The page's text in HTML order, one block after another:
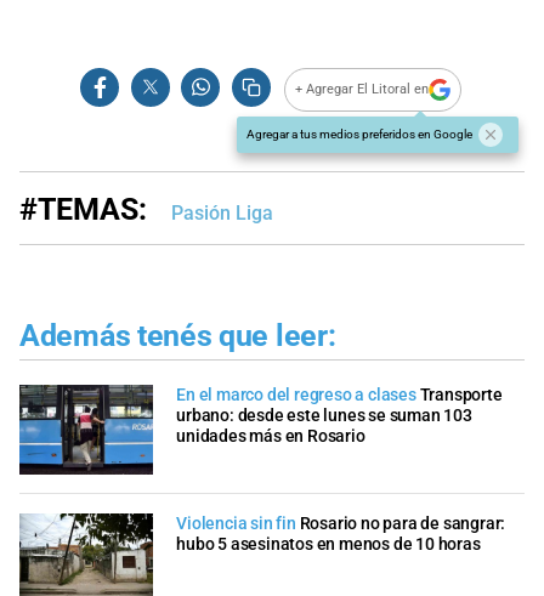
+ Agregar El Litoral en
Agregar a tus medios preferidos en Google
#TEMAS: Pasión Liga
Además tenés que leer:
En el marco del regreso a clasesTransporte
urbano: desde este lunes se suman 103
unidades más en Rosario
Violencia sin fin Rosario no para de sangrar:
hubo 5 asesinatos en menos de 10 horas